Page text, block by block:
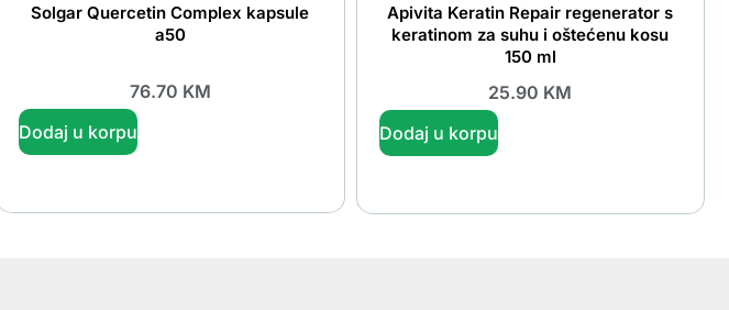
Solgar Quercetin Complex kapsule
a50
76.70 KM
Dodaj u korpu
Apivita Keratin Repair regenerator s
keratinom za suhu i oštećenu kosu
150 ml
25.90 KM
Dodaj u korpu